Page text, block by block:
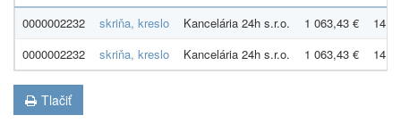
0000002232
skriňa, kreslo Kancelária 24h s.r.o. 1 063,43 €
0000002232
skriňa, kreslo Kancelária 24h s.r.o. 1 063,43 €
Tlačiť